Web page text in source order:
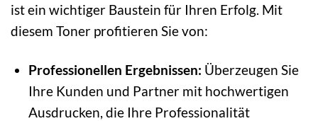
ist ein wichtiger Baustein für Ihren Erfolg. Mit
diesem Toner profitieren Sie von:
Professionellen Ergebnissen: Überzeugen Sie
Ihre Kunden und Partner mit hochwertigen
Ausdrucken, die Ihre Professionalität